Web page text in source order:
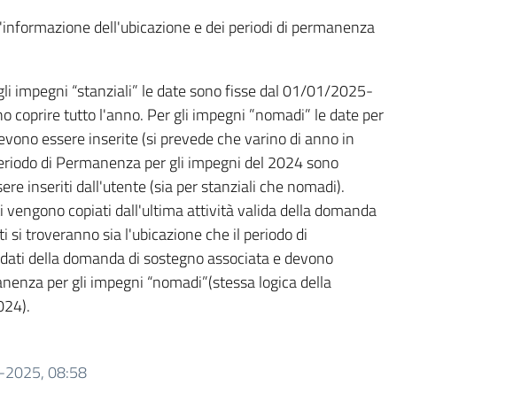
dell'ubicazione e dei periodi di permanenza
impegni “stanziali” le date sono fisse dal 01/01/2025-
coprire tutto l'anno. Per gli impegni ”nomadi” le date per
essere inserite (si prevede che varino di anno in
di Permanenza per gli impegni del 2024 sono
inseriti dall'utente (sia per stanziali che nomadi).
vengono copiati dall'ultima attività valida della domanda
si troveranno sia l'ubicazione che il periodo di
della domanda di sostegno associata e devono
per gli impegni “nomadi”(stessa logica della
08:58